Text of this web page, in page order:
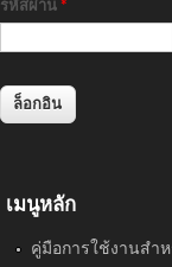
รหัสผ่าน *
เมนูหลัก
คู่มือการใช้งานสำ